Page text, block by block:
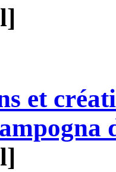
et